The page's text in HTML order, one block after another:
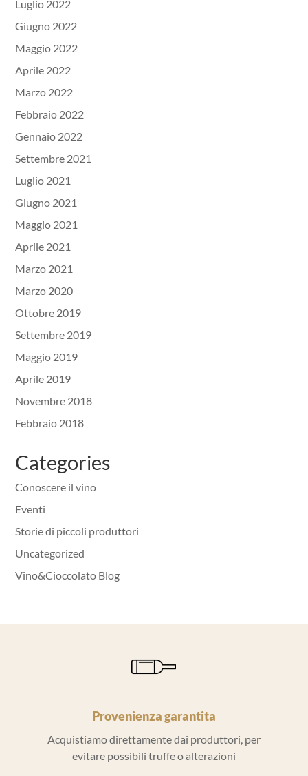
Luglio 2022
Giugno 2022
Maggio 2022
Aprile 2022
Marzo 2022
Febbraio 2022
Gennaio 2022
Settembre 2021
Luglio 2021
Giugno 2021
Maggio 2021
Aprile 2021
Marzo 2021
Marzo 2020
Ottobre 2019
Settembre 2019
Maggio 2019
Aprile 2019
Novembre 2018
Febbraio 2018
Categories
Conoscere il vino
Eventi
Storie di piccoli produttori
Uncategorized
Vino&Cioccolato Blog
Provenienza garantita
Acquistiamo direttamente dai produttori, per
evitare possibili truffe o alterazioni